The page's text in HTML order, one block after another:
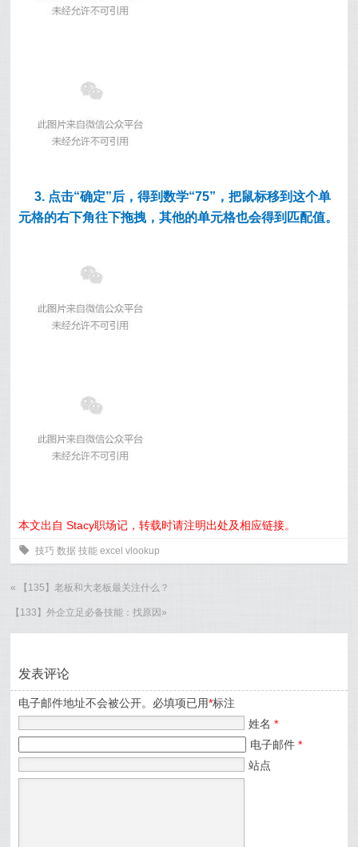
3. 点击“确定”后，得到数学“75”，把鼠标移到这个单
元格的右下角往下拖拽，其他的单元格也会得到匹配值。
本文出自 Stacy职场记，转载时请注明出处及相应链接。
0 技巧 数据 技能 excel vlookup
« 【135】老板和大老板最关注什么？
【133】外企立足必备技能：找原因 »
发表评论
电子邮件地址不会被公开。必填项已用*标注
姓名*
电子邮件*
站点